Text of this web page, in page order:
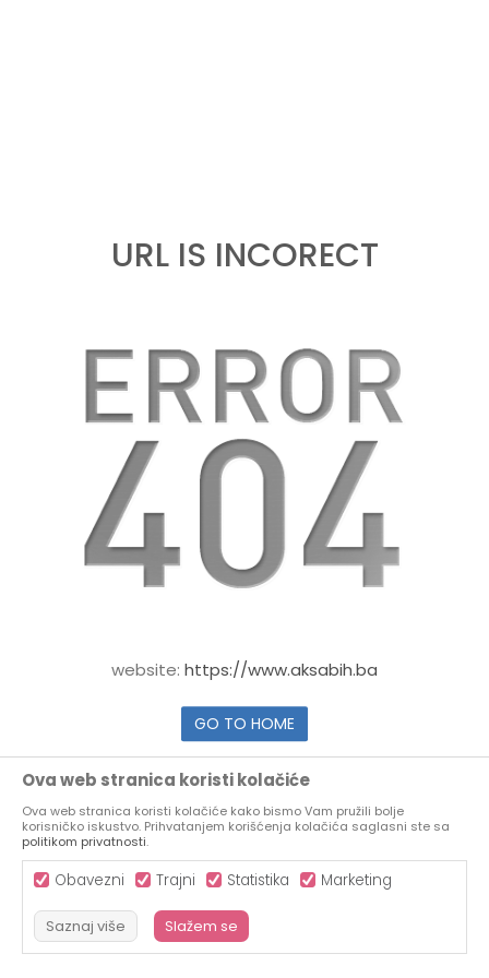
URL IS INCORECT
website: https://www.aksabih.ba
GO TO HOME
Ova web stranica koristi kolačiće
Ova web stranica koristi kolačiće kako bismo Vam pružili bolje
korisničko iskustvo. Prihvatanjem korišćenja kolačića saglasni ste sa
politikom privatnosti.
Obavezni Trajni Statistika Marketing
Saznaj više Slažem se